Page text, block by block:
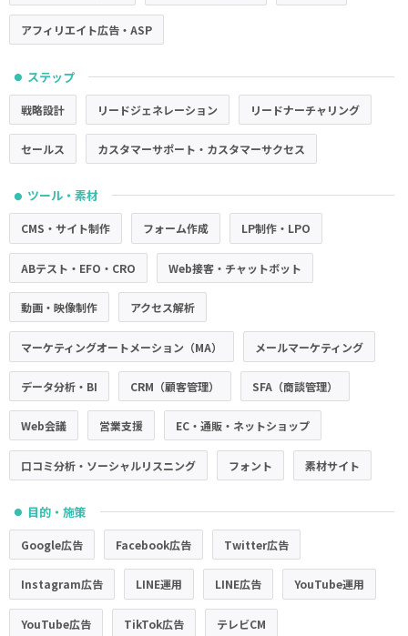
アフィリエイト広告・ASP
● ステップ
戦略設計 リードジェネレーション リードナーチャリング
セールス カスタマーサポート・カスタマーサクセス
● ツール・素材
CMS・サイト制作 フォーム作成 LP制作・LPO
ABテスト・EFO・CRO Web接客・チャットボット
動画・映像制作 アクセス解析
マーケティングオートメーション（MA） メールマーケティング
データ分析・BI CRM（顧客管理） SFA（商談管理）
Web会議 営業支援 EC・通販・ネットショップ
口コミ分析・ソーシャルリスニング フォント 素材サイト
● 目的・施策
Google広告 Facebook広告 Twitter広告
Instagram広告 LINE運用 LINE広告 YouTube運用
YouTube広告 TikTok広告 テレビCM